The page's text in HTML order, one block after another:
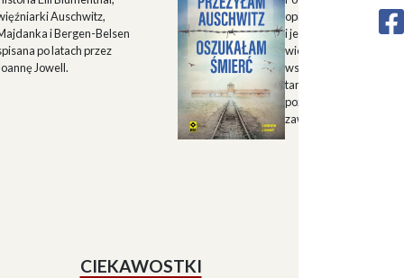
Auschwitz,
i Bergen-Belsen
po latach przez
Jowell.
opisu historii Górnego
i jego mieszkańców w
wieku oraz zapisu
wspomnień
tamtych terenów, które
pozwalają lepiej
zawiłe koleje losu
CIEKAWOSTKI